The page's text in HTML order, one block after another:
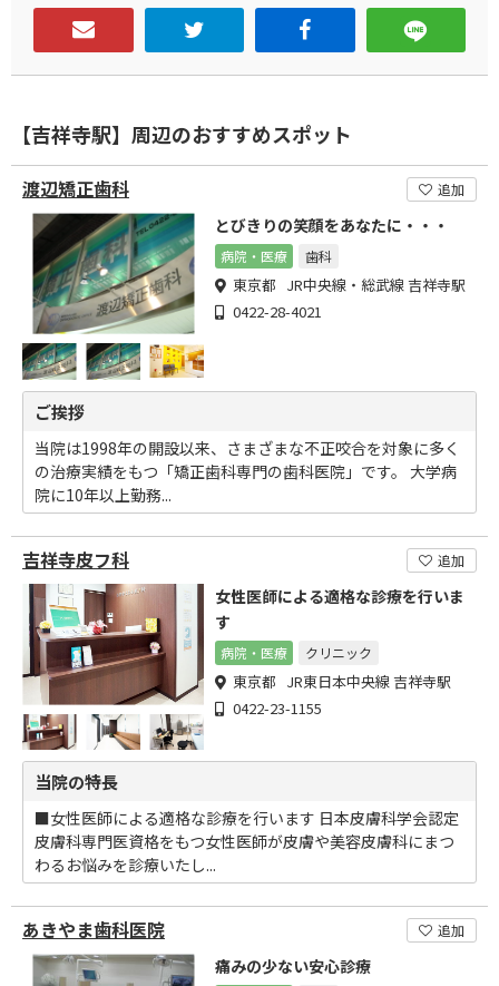
【吉祥寺駅】周辺のおすすめスポット
渡辺矯正歯科 追加
とびきりの笑顔をあなたに・・・
病院・医療 歯科
東京都 JR中央線・総武線 吉祥寺駅
0422-28-4021
ご挨拶
当院は1998年の開設以来、さまざまな不正咬合を対象に多く
の治療実績をもつ「矯正歯科専門の歯科医院」です。 大学病
院に10年以上勤務...
吉祥寺皮フ科 追加
女性医師による適格な診療を行いま
す
病院・医療 クリニック
東京都 JR東日本中央線 吉祥寺駅
0422-23-1155
当院の特長
■女性医師による適格な診療を行います 日本皮膚科学会認定
皮膚科専門医資格をもつ女性医師が皮膚や美容皮膚科にまつ
わるお悩みを診療いたし...
あきやま歯科医院 追加
痛みの少ない安心診療